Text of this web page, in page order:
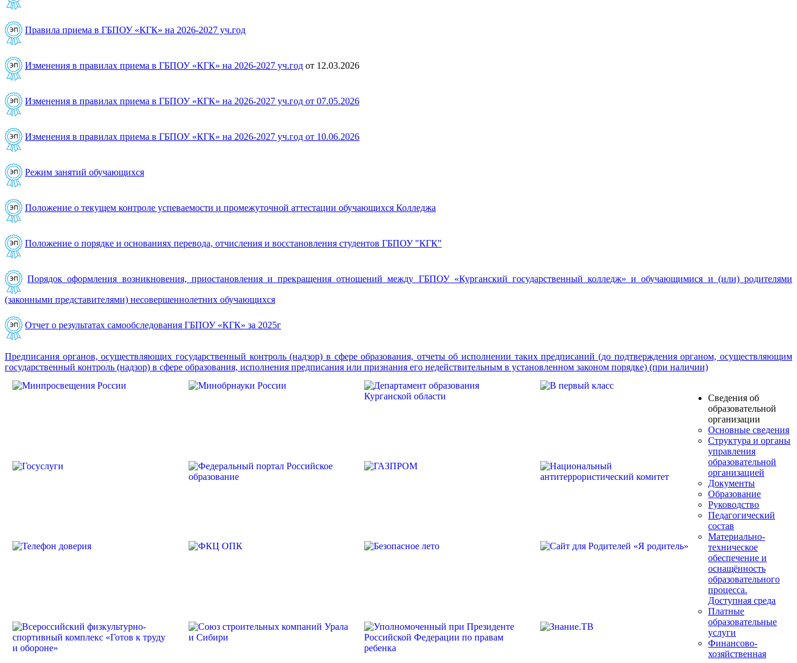
Правила приема в ГБПОУ «КГК» на 2026-2027 уч.год
Изменения в правилах приема в ГБПОУ «КГК» на 2026-2027 уч.год от 12.03.2026
Изменения в правилах приема в ГБПОУ «КГК» на 2026-2027 уч.год от 07.05.2026
Изменения в правилах приема в ГБПОУ «КГК» на 2026-2027 уч.год от 10.06.2026
Режим занятий обучающихся
Положение о текущем контроле успеваемости и промежуточной аттестации обучающихся Колледжа
Положение о порядке и основаниях перевода, отчисления и восстановления студентов ГБПОУ "КГК"
Порядок оформления возникновения, приостановления и прекращения отношений между ГБПОУ «Курганский государственный колледж» и обучающимися и (или) родителями
(законными представителями) несовершеннолетних обучающихся
Отчет о результатах самообследования ГБПОУ «КГК» за 2025г
Предписания органов, осуществляющих государственный контроль (надзор) в сфере образования, отчеты об исполнении таких предписаний (до подтверждения органом, осуществляющим
государственный контроль (надзор) в сфере образования, исполнения предписания или признания его недействительным в установленном законом порядке) (при наличии)
Сведения об
образовательной
организации
Основные сведения
Структура и органы
управления
образовательной
организацией
Документы
Образование
Руководство
Педагогический
состав
Материально-
техническое
обеспечение и
оснащённость
образовательного
процесса.
Доступная среда
Платные
образовательные
услуги
Финансово-
хозяйственная